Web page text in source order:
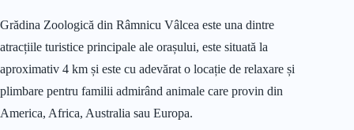
Grădina Zoologică din Râmnicu Vâlcea este una dintre
atracțiile turistice principale ale orașului, este situată la
aproximativ 4 km și este cu adevărat o locație de relaxare și
plimbare pentru familii admirând animale care provin din
America, Africa, Australia sau Europa.